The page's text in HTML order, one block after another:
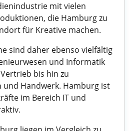
mit vielen
die Hamburg zu
für Kreative machen.
sind daher ebenso vielfältig
und Informatik
bis hin zu
Handwerk. Hamburg ist
im Bereich IT und